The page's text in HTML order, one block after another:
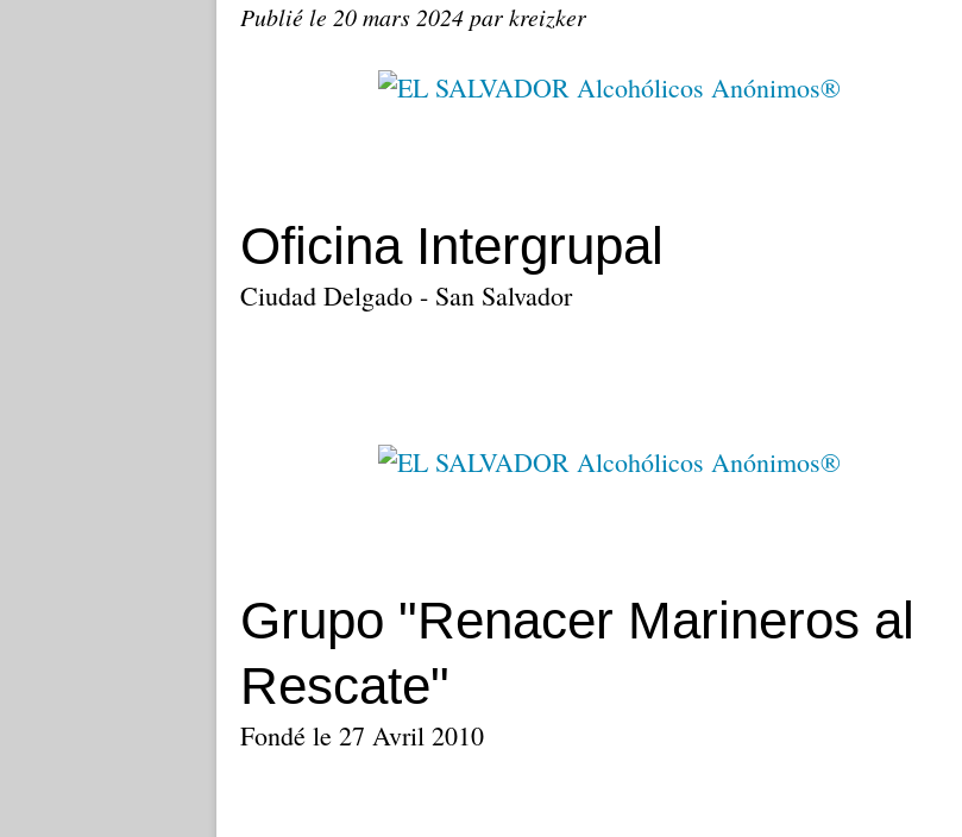
Publié le 20 mars 2024par kreizker
Oficina Intergrupal
Ciudad Delgado - San Salvador
Grupo "Renacer Marineros al
Rescate"
Fondé le 27 Avril 2010